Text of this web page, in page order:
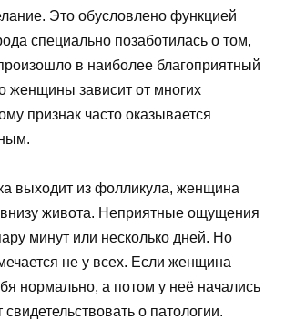
Это обусловлено функцией
специально позаботилась о том,
в наиболее благоприятный
женщины зависит от многих
признак часто оказывается
выходит из фолликула, женщина
внизу живота. Неприятные ощущения
минут или несколько дней. Но
не у всех. Если женщина
нормально, а потом у неё начались
о патологии.